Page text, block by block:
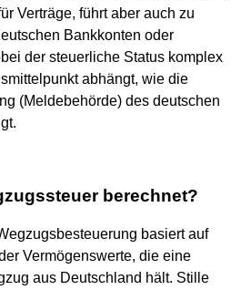
Verträge, führt aber auch zu
Bankkonten oder
der steuerliche Status komplex
abhängt, wie die
(Meldebehörde) des deutschen
berechnet?
basiert auf
Vermögenswerte, die eine
aus Deutschland hält. Stille